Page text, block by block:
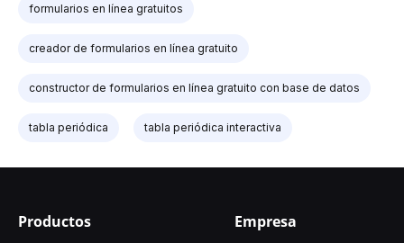
formularios en línea gratuitos
creador de formularios en línea gratuito
constructor de formularios en línea gratuito con base de datos
tabla periódica tabla periódica interactiva
Productos Empresa